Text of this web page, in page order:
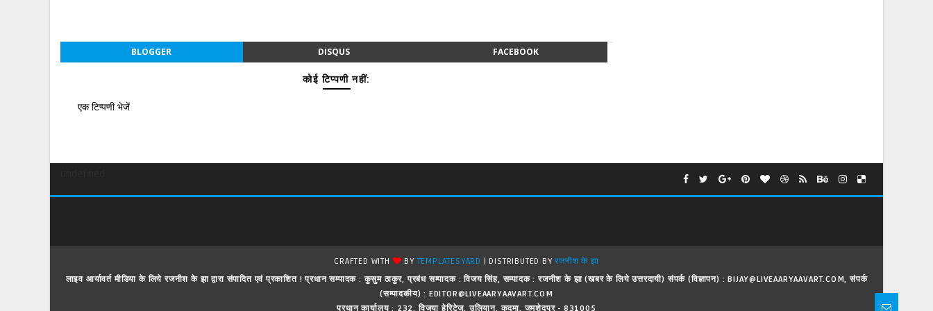
BLOGGER DISQUS FACEBOOK
कोई टिप्पणी नहीं:
एक टिप्पणी भेजें
CRAFTED WITH BYTEMPLATESYARD | DISTRIBUTED BYरजनीश के झा
लाइव आर्यावर्त मीडिया के लिये रजनीश के झा द्वारा संपादित एवं प्रकाशित ! प्रधान सम्पादक : कुसुम ठाकुर, प्रबंध सम्पादक : विजय सिंह, सम्पादक : रजनीश के झा (खबर के लिये उत्तरदायी) संपर्क (विज्ञापन) : BIJAY@LIVEAARYAAVART.COM, संपर्क
(सम्पादकीय) : EDITOR@LIVEAARYAAVART.COM
प्रधान कार्यालय : 232, विजया हेरिटेज, उलियान, कदमा, जमशेदपुर - 831005